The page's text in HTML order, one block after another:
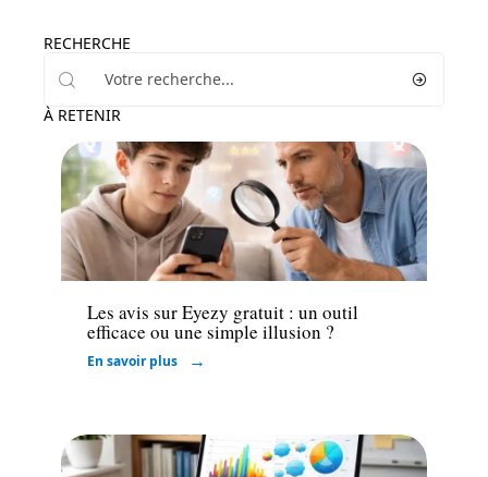
RECHERCHE
À RETENIR
High-Tech
Les avis sur Eyezy gratuit : un outil
efficace ou une simple illusion ?
En savoir plus